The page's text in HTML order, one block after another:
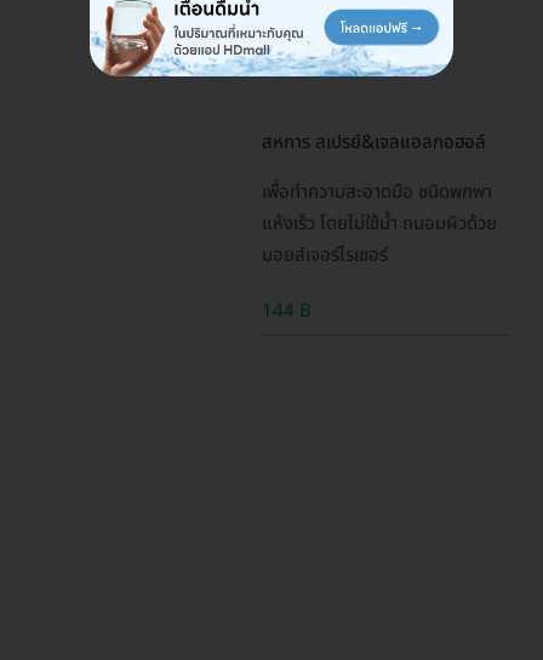
สหการ สเปรย์&เจลแอลกอฮอล์
เพื่อทำความสะอาดมือ ชนิดพกพา
แห้งเร็ว โดยไม่ใช้น้ำ ถนอมผิวด้วย
มอยส์เจอร์ไรเซอร์
144 B